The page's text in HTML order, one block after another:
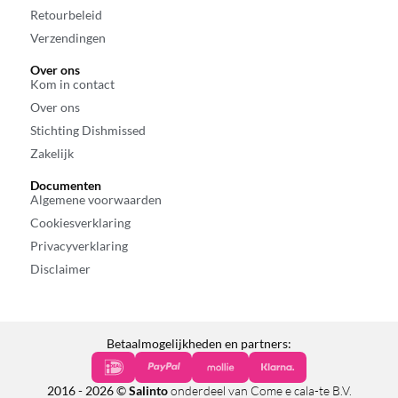
Retourbeleid
Verzendingen
Over ons
Kom in contact
Over ons
Stichting Dishmissed
Zakelijk
Documenten
Algemene voorwaarden
Cookiesverklaring
Privacyverklaring
Disclaimer
Betaalmogelijkheden en partners:
2016 - 2026 ©Salinto onderdeel van Come e cala-te B.V.